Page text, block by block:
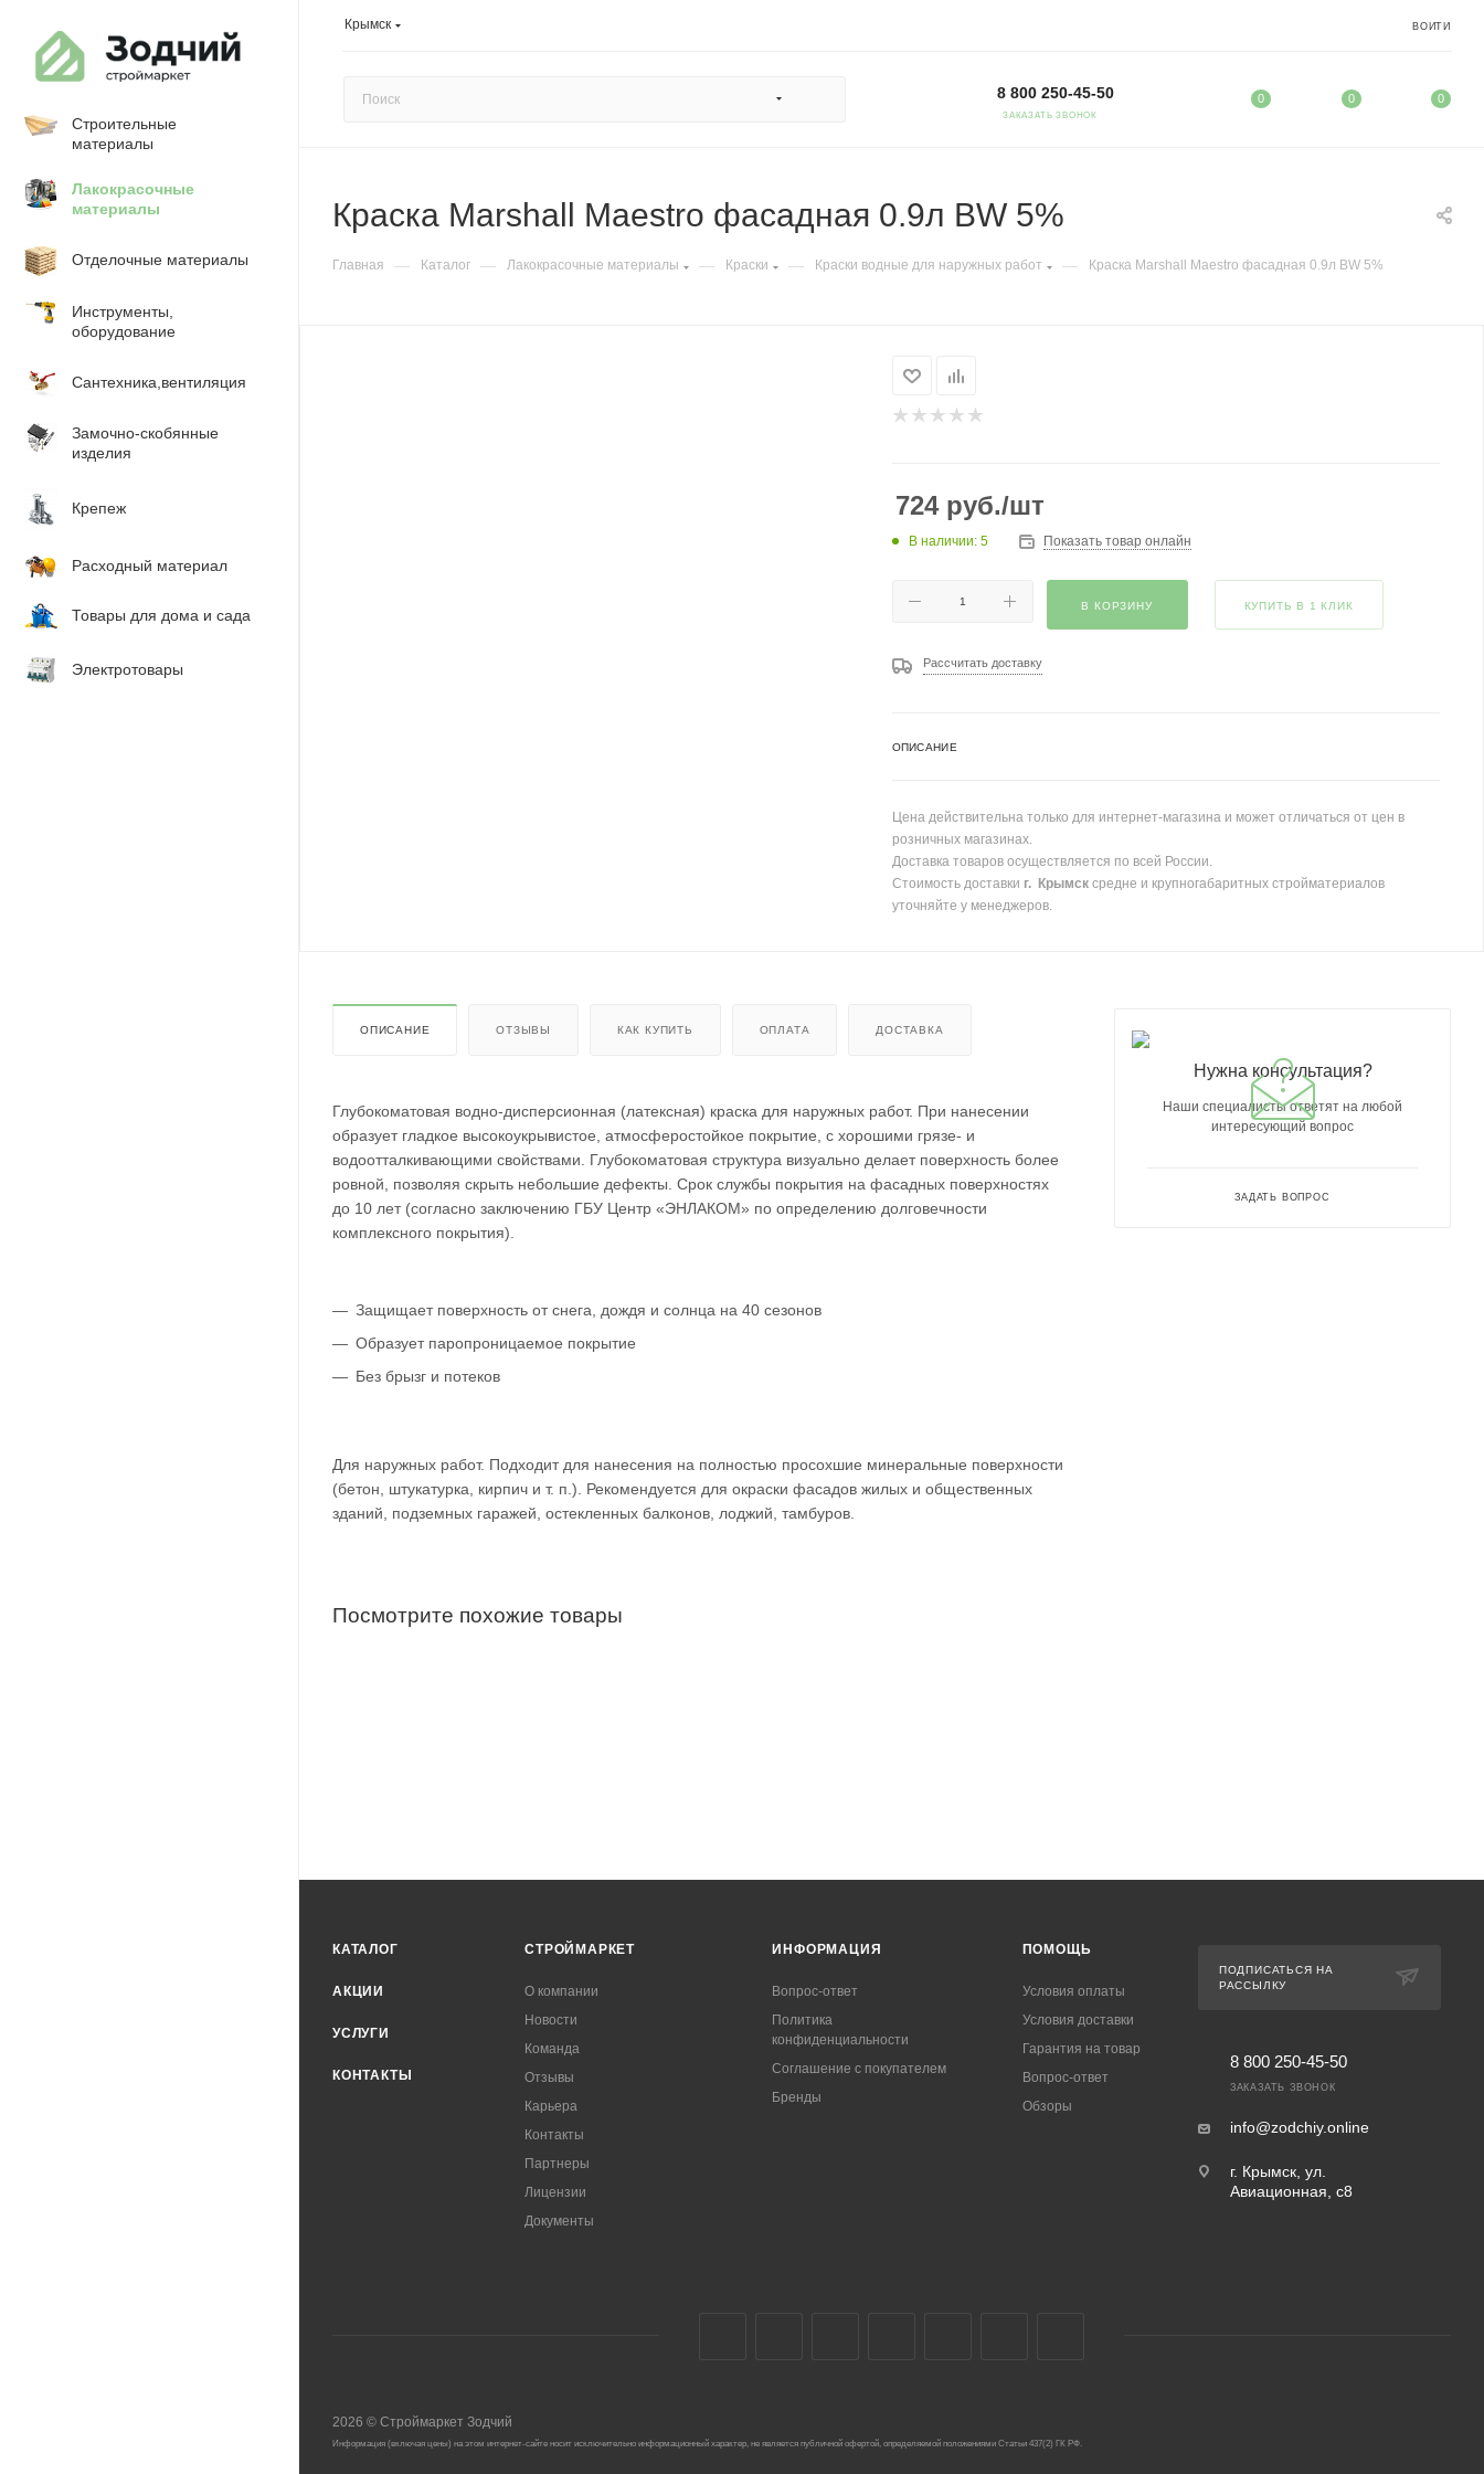
Крымск ВОЙТИ
8 800 250-45-50
ЗАКАЗАТЬ ЗВОНОК
0 0 0
Строительные
материалы
Лакокрасочные
материалы
Отделочные материалы
Инструменты,
оборудование
Сантехника,вентиляция
Замочно-скобянные
изделия
Крепеж
Расходный материал
Товары для дома и сада
Электротовары
Краска Marshall Maestro фасадная 0.9л BW 5%
Главная — Каталог — Лакокрасочные материалы — Краски — Краски водные для наружных работ — Краска Marshall Maestro фасадная 0.9л BW 5%
724руб./шт
В наличии: 5 Показать товар онлайн
В КОРЗИНУ КУПИТЬ В 1 КЛИК
Рассчитать доставку
ОПИСАНИЕ
Цена действительна только для интернет-магазина и может отличаться от цен в
розничных магазинах.
Доставка товаров осуществляется по всей России.
Стоимость доставки г. Крымсксредне и крупногабаритных стройматериалов
уточняйте у менеджеров.
ОПИСАНИЕ ОТЗЫВЫ КАК КУПИТЬ ОПЛАТА ДОСТАВКА
Глубокоматовая водно-дисперсионная (латексная) краска для наружных работ. При нанесении
образует гладкое высокоукрывистое, атмосферостойкое покрытие, с хорошими грязе- и
водоотталкивающими свойствами. Глубокоматовая структура визуально делает поверхность более
ровной, позволяя скрыть небольшие дефекты. Срок службы покрытия на фасадных поверхностях
до 10 лет (согласно заключению ГБУ Центр «ЭНЛАКОМ» по определению долговечности
комплексного покрытия).
Защищает поверхность от снега, дождя и солнца на 40 сезонов
Образует паропроницаемое покрытие
Без брызг и потеков
Для наружных работ. Подходит для нанесения на полностью просохшие минеральные поверхности
(бетон, штукатурка, кирпич и т. п.). Рекомендуется для окраски фасадов жилых и общественных
зданий, подземных гаражей, остекленных балконов, лоджий, тамбуров.
Посмотрите похожие товары
Нужна консультация?
Наши специалисты ответят на любой
интересующий вопрос
ЗАДАТЬ ВОПРОС
КАТАЛОГ
АКЦИИ
УСЛУГИ
КОНТАКТЫ
СТРОЙМАРКЕТ
О компании
Новости
Команда
Отзывы
Карьера
Контакты
Партнеры
Лицензии
Документы
ИНФОРМАЦИЯ
Вопрос-ответ
Политика
конфиденциальности
Соглашение с покупателем
Бренды
ПОМОЩЬ
Условия оплаты
Условия доставки
Гарантия на товар
Вопрос-ответ
Обзоры
ПОДПИСАТЬСЯ НА
РАССЫЛКУ
8 800 250-45-50
ЗАКАЗАТЬ ЗВОНОК
info@zodchiy.online
г. Крымск, ул.
Авиационная, с8
2026 © Строймаркет Зодчий
Информация (включая цены) на этом интернет-сайте носит исключительно информационный характер, не является публичной офертой, определяемой положениями Статьи 437(2) ГК РФ.